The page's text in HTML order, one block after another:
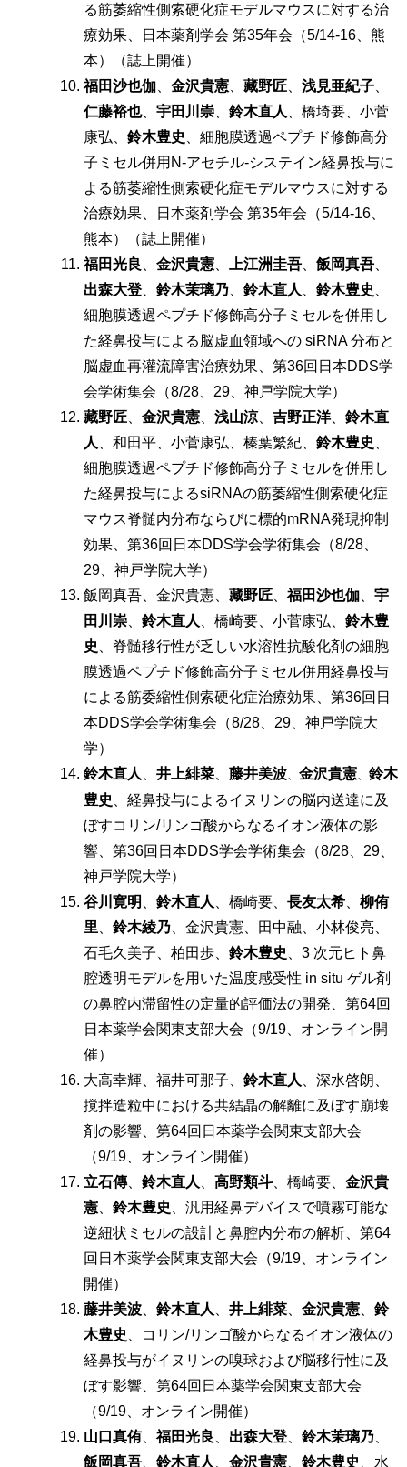
る筋萎縮性側索硬化症モデルマウスに対する治
療効果、日本薬剤学会 第35年会（5/14-16、熊
本）（誌上開催）
福田沙也伽、 金沢貴憲、 藏野匠、 浅見亜紀子、
仁藤裕也、 宇田川崇、 鈴木直人 、橋埼要、小菅
康弘、 鈴木豊史 、細胞膜透過ペプチド修飾高分
子ミセル併用N-アセチル-システイン経鼻投与に
よる筋萎縮性側索硬化症モデルマウスに対する
治療効果、日本薬剤学会 第35年会（5/14-16、
熊本）（誌上開催）
福田光良
金沢貴憲、 上江洲圭吾、 飯岡真吾、
出森大登、 鈴木茉璃乃、 鈴木直人 鈴木豊史
細胞膜透過ペプチド修飾高分子ミセルを併用し
た経鼻投与による脳虚血領域への siRNA 分布と
脳虚血再灌流障害治療効果、第36回日本DDS学
会学術集会（8/28、29、神戸学院大学）
藏野匠、 金沢貴憲、 浅山涼、 吉野正洋、 鈴木直
人 、和田平、小菅康弘、榛葉繁紀、 鈴木豊史
細胞膜透過ペプチド修飾⾼分⼦ミセルを併⽤し
た経⿐投与によるsiRNAの筋萎縮性側索硬化症
マウス脊髄内分布ならびに標的mRNA発現抑制
効果、第36回日本DDS学会学術集会（8/28、
29、神戸学院大学）
飯岡真吾、金沢貴憲、 藏野匠、福田沙也伽、 宇
田川崇、 鈴木直人 、橋崎要、小菅康弘、 鈴木豊
史 、脊髄移行性が乏しい水溶性抗酸化剤の細胞
膜透過ペプチド修飾高分子ミセル併用経鼻投与
による筋委縮性側索硬化症治療効果、第36回日
本DDS学会学術集会（8/28、29、神戸学院大
学）
鈴木直人
井上緋菜、 藤井美波、 金沢貴憲、 鈴木
豊史 、経鼻投与によるイヌリンの脳内送達に及
ぼすコリン/リンゴ酸からなるイオン液体の影
響、第36回日本DDS学会学術集会（8/28、29、
神戸学院大学）
⾕川寛明
鈴⽊直⼈ 、橋崎要、 ⻑友太希、 柳侑
⾥
鈴⽊綾乃、⾦沢貴憲、⽥中融、⼩林俊亮、
⽯⽑久美⼦、柏⽥歩、 鈴⽊豊史 、3 次元ヒト⿐
腔透明モデルを⽤いた温度感受性 in situ ゲル剤
の⿐腔内滞留性の定量的評価法の開発、第64回
日本薬学会関東支部大会（9/19、オンライン開
催）
⼤⾼幸輝、福井可那⼦、 鈴⽊直⼈ 、深⽔啓朗、
撹拌造粒中における共結晶の解離に及ぼす崩壊
剤の影響、第64回日本薬学会関東支部大会
（9/19、オンライン開催）
⽴⽯傳、 鈴⽊直⼈ ⾼野類⽃、橋崎要、 ⾦沢貴
憲、 鈴⽊豊史 、汎⽤経⿐デバイスで噴霧可能な
逆紐状ミセルの設計と⿐腔内分布の解析、第64
回日本薬学会関東支部大会（9/19、オンライン
開催）
藤井美波、 鈴⽊直⼈ 井上緋菜、 ⾦沢貴憲、 鈴
⽊豊史 、コリン/リンゴ酸からなるイオン液体の
経⿐投与がイヌリンの嗅球および脳移⾏性に及
ぼす影響、第64回日本薬学会関東支部大会
（9/19、オンライン開催）
⼭⼝真侑、福⽥光良 出森⼤登、 鈴⽊茉璃乃、
飯岡真吾、 鈴⽊直⼈ ⾦沢貴憲、 鈴⽊豊史 、⽔